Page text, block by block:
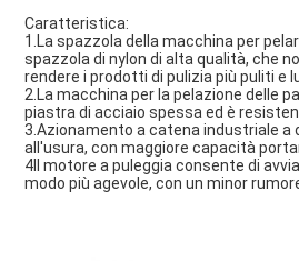
Caratteristica:
1.La spazzola della macchina per
spazzola di nylon di alta qualità, che
rendere i prodotti di pulizia più puliti e
2.La macchina per la pelazione delle
piastra di acciaio spessa ed è
3.Azionamento a catena industriale a
all'usura, con maggiore capacità
4Il motore a puleggia consente di
modo più agevole, con un minor